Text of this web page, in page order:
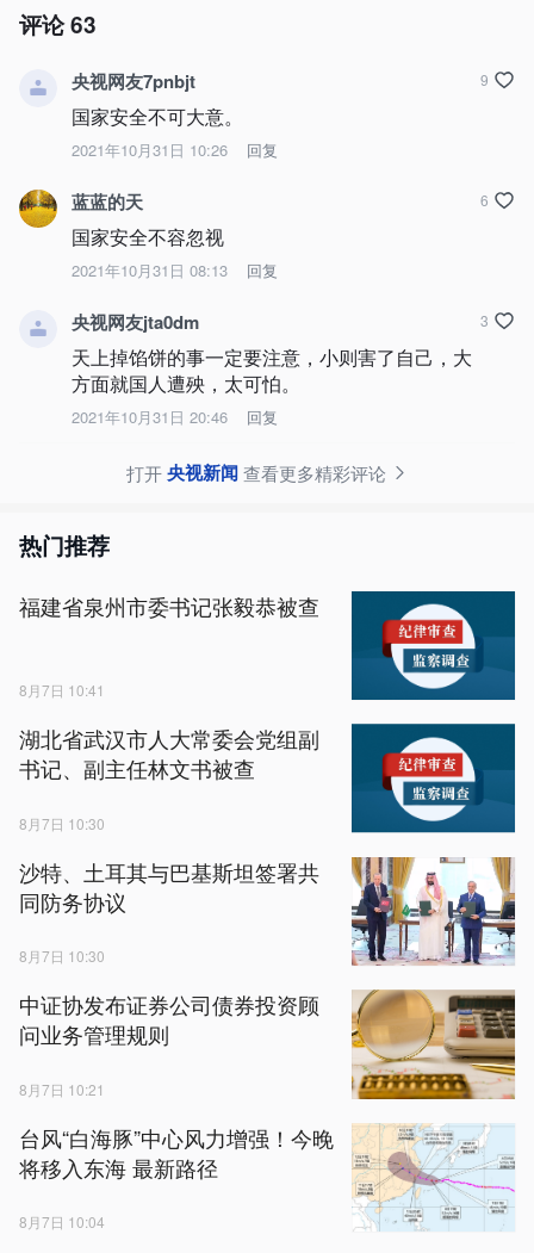
评论63
央视网友7pnbjt
国家安全不可大意。
2021年10月31日 10:26 回复
9
蓝蓝的天
国家安全不容忽视
2021年10月31日 08:13 回复
6
央视网友jta0dm
天上掉馅饼的事一定要注意，小则害了自己，大
方面就国人遭殃，太可怕。
2021年10月31日 20:46 回复
3
打开央视新闻查看更多精彩评论
热门推荐
福建省泉州市委书记张毅恭被查
8月7日 10:41
湖北省武汉市人大常委会党组副
书记、副主任林文书被查
8月7日 10:30
沙特、土耳其与巴基斯坦签署共
同防务协议
8月7日 10:30
中证协发布证券公司债券投资顾
问业务管理规则
8月7日 10:21
台风“白海豚”中心风力增强！今晚
将移入东海 最新路径
8月7日 10:04